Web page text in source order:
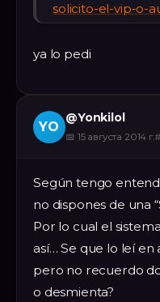
solicito-el-vip-o-
ya lo pedi
YO
@Yonkilol
📅 15 августа 2014 г.#
Según tengo
no dispones de una
Por lo cual el
así… Se que lo leí
pero no recuerdo
o desmienta?